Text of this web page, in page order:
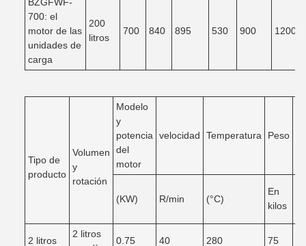
700: el
motor de las
unidades de
carga
200
litros
700 840 895 530 900 1200
Tipo de
producto
Volumen
y
rotación
Modelo
y
potencia
del
motor
velocidad Temperatura Peso
(KW) R/min (°C)
En
kilos
2 litros
2 litros
0.75 40 280 75